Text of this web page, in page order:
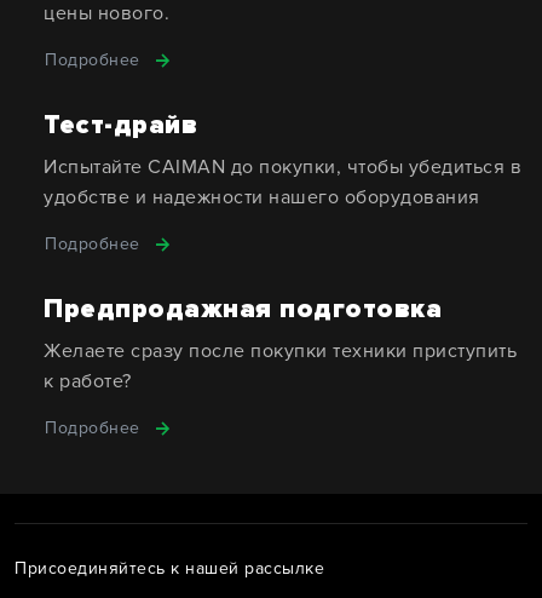
цены нового.
Подробнее
Тест-драйв
Испытайте CAIMAN до покупки, чтобы убедиться в
удобстве и надежности нашего оборудования
Подробнее
Предпродажная подготовка
Желаете сразу после покупки техники приступить
к работе?
Подробнее
Присоединяйтесь к нашей рассылке